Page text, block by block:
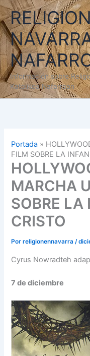
Ir
al
contenido
Información sobre
Katolikoa Nafarroan
Portada »
FILM SOBRE LA
MARCHA
SOBRE LA
CRISTO
Porreligionennavarra/
Cyrus Nowradteh
7 de diciembre